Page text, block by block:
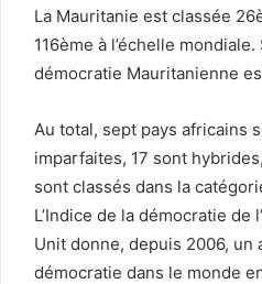
La Mauritanie est classée
116ème à l’échelle
démocratie Mauritanienne
Au total, sept pays africains
imparfaites, 17 sont
sont classés dans la
L’Indice de la démocratie de
Unit donne, depuis 2006, un
démocratie dans le monde